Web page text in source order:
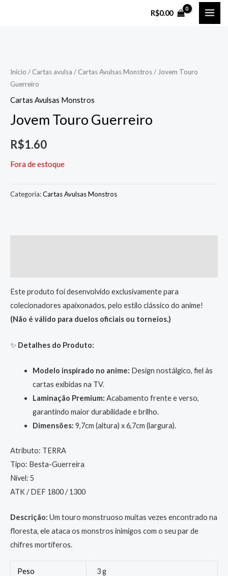
R$0.00
Início / Cartas avulsa / Cartas Avulsas Monstros/ Jovem Touro
Guerreiro
Cartas Avulsas Monstros
Jovem Touro Guerreiro
R$1.60
Fora de estoque
Categoria:Cartas Avulsas Monstros
Este produto foi desenvolvido exclusivamente para
colecionadores apaixonados, pelo estilo clássico do anime!
(Não é válido para duelos oficiais ou torneios.)
✨ Detalhes do Produto:
Modelo inspirado no anime: Design nostálgico, fiel às
cartas exibidas na TV.
Laminação Premium: Acabamento frente e verso,
garantindo maior durabilidade e brilho.
Dimensões: 9,7cm (altura) x 6,7cm (largura).
Atributo: TERRA
Tipo: Besta-Guerreira
Nível: 5
ATK / DEF 1800 / 1300
Descrição: Um touro monstruoso muitas vezes encontrado na
floresta, ele ataca os monstros inimigos com o seu par de
chifres mortíferos.
Peso 3 g